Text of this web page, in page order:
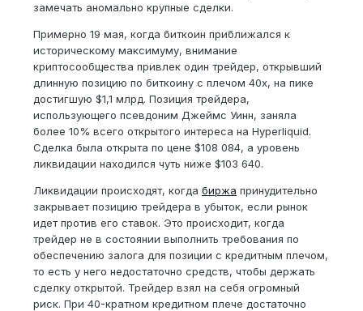
замечать аномально крупные сделки.
Примерно 19 мая, когда биткоин приближался к
историческому максимуму, внимание
криптосообщества привлек один трейдер, открывший
длинную позицию по биткоину с плечом 40x, на пике
достигшую $1,1 млрд. Позиция трейдера,
использующего псевдоним Джеймс Уинн, заняла
более 10% всего открытого интереса на Hyperliquid.
Сделка была открыта по цене $108 084, а уровень
ликвидации находился чуть ниже $103 640.
Ликвидации происходят, когда биржа принудительно
закрывает позицию трейдера в убыток, если рынок
идет против его ставок. Это происходит, когда
трейдер не в состоянии выполнить требования по
обеспечению залога для позиции с кредитным плечом,
то есть у него недостаточно средств, чтобы держать
сделку открытой. Трейдер взял на себя огромный
риск. При 40-кратном кредитном плече достаточно